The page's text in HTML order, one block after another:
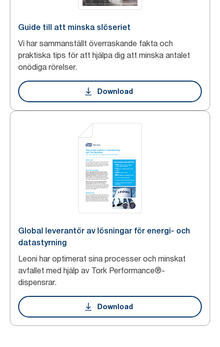
Guide till att minska slöseriet
Vi har sammanställt överraskande fakta och
praktiska tips för att hjälpa dig att minska antalet
onödiga rörelser.
Download
Global leverantör av lösningar för energi- och
datastyrning
Leoni har optimerat sina processer och minskat
avfallet med hjälp av Tork Performance®-
dispensrar.
Download